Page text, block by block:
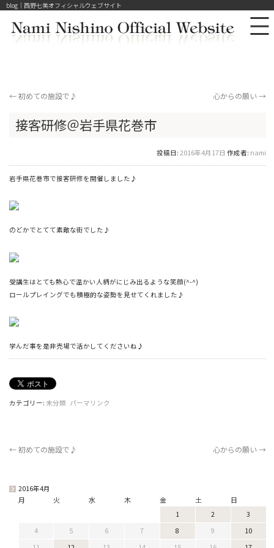
blog｜西野七美オフィシャルウェブサイト
←初めての施設で♪ 心からの願い→
接客研修＠岩手県花巻市
投稿日: 2016年4月17日 作成者: nami
岩手県花巻市で接客研修を開催しました♪
のどかでとてて素敵な街でした♪
受講生はとても熱心で温かい人柄がにじみ出るような笑顔(^-^)
ロールプレイングでも積極的な姿勢を見せてくれました♪
学んだ事を是非売場で活かしてくださいね♪
カテゴリー: 未分類 パーマリンク
←初めての施設で♪ 心からの願い→
2016年4月
月 火 水 木 金 土 日
1 2
3
4
5 6 7 8 9
10